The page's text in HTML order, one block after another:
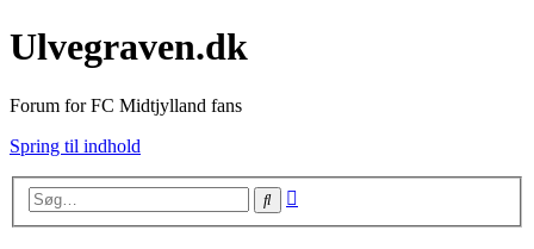
Ulvegraven.dk
Forum for FC Midtjylland fans
Spring til indhold
Søg